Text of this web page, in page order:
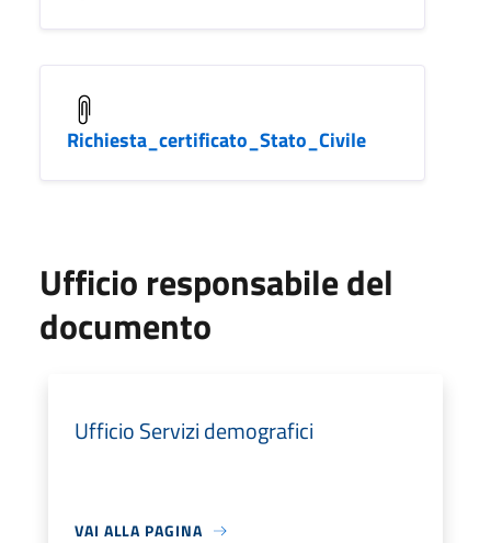
Richiesta_certificato_Stato_Civile
Ufficio responsabile del
documento
Ufficio Servizi demografici
VAI ALLA PAGINA